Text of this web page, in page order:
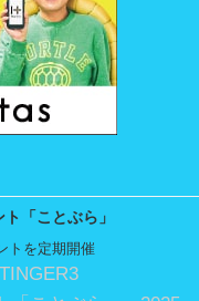
「ことぶら」
トを定期開催